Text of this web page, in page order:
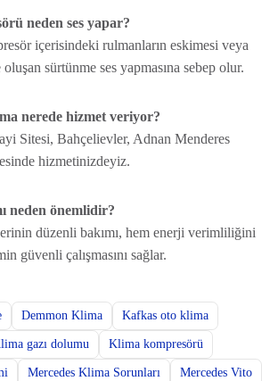
neden ses yapar?
içerisindeki rulmanların eskimesi veya
sürtünme ses yapmasına sebep olur.
nerede hizmet veriyor?
Sitesi, Bahçelievler, Adnan Menderes
hizmetinizdeyiz.
neden önemlidir?
düzenli bakımı, hem enerji verimliliğini
güvenli çalışmasını sağlar.
Demmon Klima Kafkas oto klima
gazı dolumu Klima kompresörü
Mercedes Klima Sorunları Mercedes Vito